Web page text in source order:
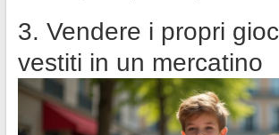
3. Vendere i propri
vestiti in un mercatino